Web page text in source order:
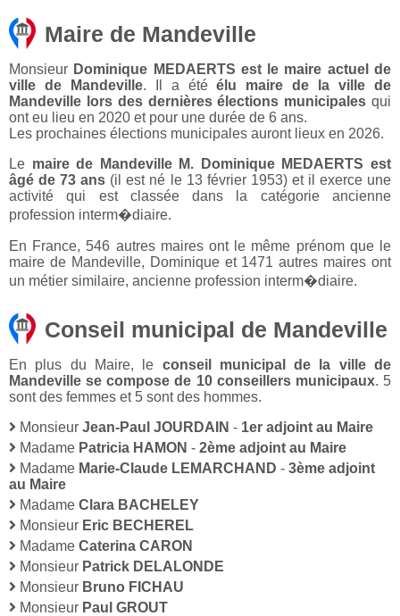
Maire de Mandeville
Monsieur Dominique MEDAERTS est le maire actuel de
ville de Mandeville. Il a étéélu maire de la ville de
Mandeville lors des dernières élections municipales qui
ont eu lieu en 2020 et pour une durée de 6 ans.
Les prochaines élections municipales auront lieux en 2026.
Le maire de Mandeville M. Dominique MEDAERTS est
âgé de 73 ans (il est né le 13 février 1953) et il exerce une
activité qui est classée dans la catégorie ancienne
profession interm�diaire.
En France, 546 autres maires ont le même prénom que le
maire de Mandeville, Dominique et 1471 autres maires ont
un métier similaire, ancienne profession interm�diaire.
Conseil municipal de Mandeville
En plus du Maire, le conseil municipal de la ville de
Mandeville se compose de 10 conseillers municipaux. 5
sont des femmes et 5 sont des hommes.
Monsieur Jean-Paul JOURDAIN - 1er adjoint au Maire
Madame Patricia HAMON - 2ème adjoint au Maire
Madame Marie-Claude LEMARCHAND - 3ème adjoint
au Maire
Madame Clara BACHELEY
Monsieur Eric BECHEREL
Madame Caterina CARON
Monsieur Patrick DELALONDE
Monsieur Bruno FICHAU
Monsieur Paul GROUT